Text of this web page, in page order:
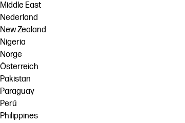
Middle East
Nederland
New Zealand
Nigeria
Norge
Österreich
Pakistan
Paraguay
Perú
Philippines